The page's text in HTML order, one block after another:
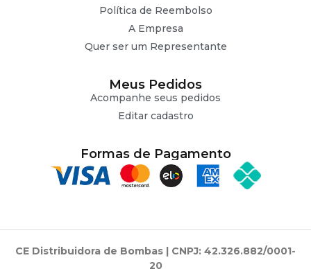
Política de Reembolso
A Empresa
Quer ser um Representante
Meus Pedidos
Acompanhe seus pedidos
Editar cadastro
Formas de Pagamento
CE Distribuidora de Bombas | CNPJ: 42.326.882/0001-
20